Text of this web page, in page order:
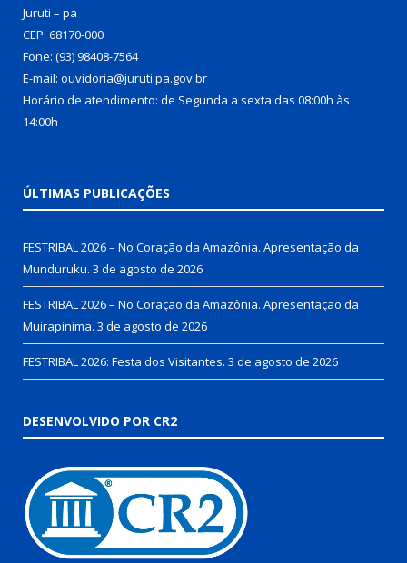
Juruti – pa
CEP: 68170-000
Fone: (93) 98408-7564
E-mail: ouvidoria@juruti.pa.gov.br
Horário de atendimento: de Segunda a sexta das 08:00h às
14:00h
ÚLTIMAS PUBLICAÇÕES
FESTRIBAL 2026 – No Coração da Amazônia. Apresentação da
Munduruku. 3 de agosto de 2026
FESTRIBAL 2026 – No Coração da Amazônia. Apresentação da
Muirapinima. 3 de agosto de 2026
FESTRIBAL 2026: Festa dos Visitantes. 3 de agosto de 2026
DESENVOLVIDO POR CR2